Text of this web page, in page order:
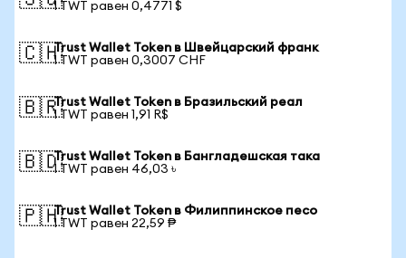
1 TWT равен 0,4771 $
🇨🇭Trust Wallet Token в Швейцарский франк
1 TWT равен 0,3007 CHF
🇧🇷Trust Wallet Token в Бразильский реал
1 TWT равен 1,91 R$
🇧🇩Trust Wallet Token в Бангладешская така
1 TWT равен 46,03 ৳
🇵🇭Trust Wallet Token в Филиппинское песо
1 TWT равен 22,59 ₱